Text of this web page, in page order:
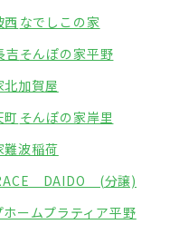
西 なでしこの家
吉そんぽの家平野
北加賀屋
町 そんぽの家岸里
難波稲荷
DAIDO (分譲)
ホームプラティア平野